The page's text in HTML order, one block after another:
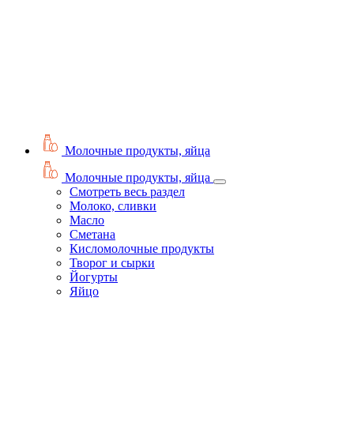
Молочные продукты, яйца
Молочные продукты, яйца
Смотреть весь раздел
Молоко, сливки
Масло
Сметана
Кисломолочные продукты
Творог и сырки
Йогурты
Яйцо